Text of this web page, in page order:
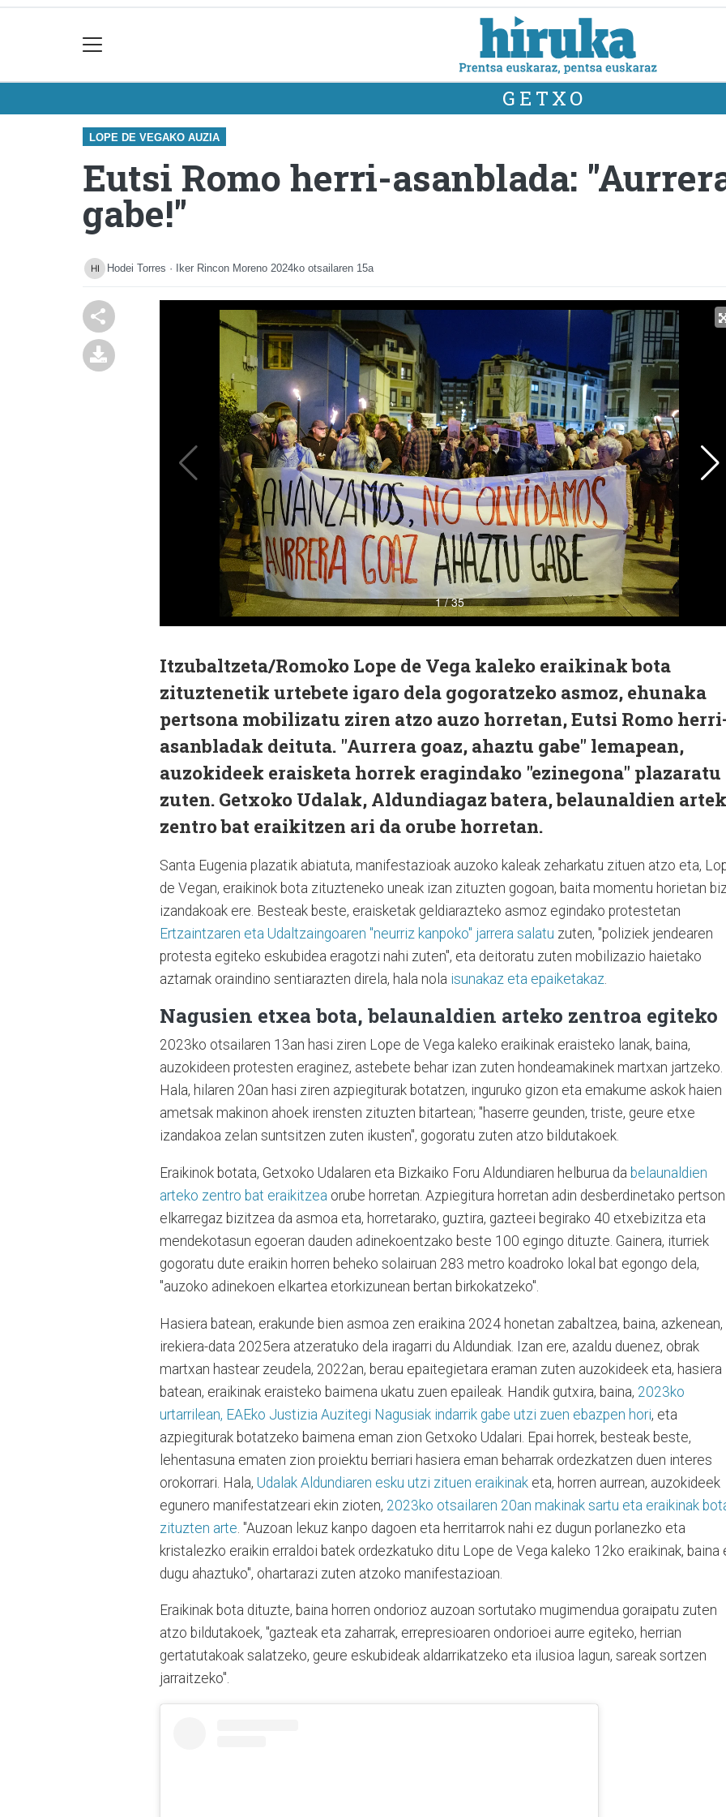
GETXO
LOPE DE VEGAKO AUZIA
Eutsi Romo herri-asanblada:
gabe!"
Hodei Torres · Iker Rincon Moreno 2024ko otsailaren 15a
Itzubaltzeta/Romoko Lope de Vega kaleko eraikinak bota
zituztenetik urtebete igaro dela gogoratzeko asmoz, ehunaka
pertsona mobilizatu ziren atzo auzo horretan, Eutsi Romo
asanbladak deituta. "Aurrera goaz, ahaztu gabe" lemapean,
auzokideek eraisketa horrek eragindako "ezinegona" plazaratu
zuten. Getxoko Udalak, Aldundiagaz batera, belaunaldien
zentro bat eraikitzen ari da orube horretan.
Santa Eugenia plazatik abiatuta, manifestazioak auzoko kaleak zeharkatu zituen atzo eta,
de Vegan, eraikinok bota zituzteneko uneak izan zituzten gogoan, baita momentu horietan
izandakoak ere. Besteak beste, eraisketak geldiarazteko asmoz egindako protestetan
Ertzaintzaren eta Udaltzaingoaren "neurriz kanpoko" jarrera salatu zuten, "poliziek jendearen
protesta egiteko eskubidea eragotzi nahi zuten", eta deitoratu zuten mobilizazio haietako
aztarnak oraindino sentiarazten direla, hala nola isunakaz eta epaiketakaz
Nagusien etxea bota, belaunaldien arteko zentroa egiteko
2023ko otsailaren 13an hasi ziren Lope de Vega kaleko eraikinak eraisteko lanak, baina,
auzokideen protesten eraginez, astebete behar izan zuten hondeamakinek martxan jartzeko.
Hala, hilaren 20an hasi ziren azpiegiturak botatzen, inguruko gizon eta emakume askok haien
ametsak makinon ahoek irensten zituzten bitartean; "haserre geunden, triste, geure etxe
izandakoa zelan suntsitzen zuten ikusten", gogoratu zuten atzo bildutakoek.
Eraikinok botata, Getxoko Udalaren eta Bizkaiko Foru Aldundiaren helburua da belaunaldien
arteko zentro bat eraikitzea orube horretan. Azpiegitura horretan adin desberdinetako
elkarregaz bizitzea da asmoa eta, horretarako, guztira, gazteei begirako 40 etxebizitza eta
mendekotasun egoeran dauden adinekoentzako beste 100 egingo dituzte. Gainera, iturriek
gogoratu dute eraikin horren beheko solairuan 283 metro koadroko lokal bat egongo dela,
"auzoko adinekoen elkartea etorkizunean bertan birkokatzeko".
Hasiera batean, erakunde bien asmoa zen eraikina 2024 honetan zabaltzea, baina, azkenean,
irekiera-data 2025era atzeratuko dela iragarri du Aldundiak. Izan ere, azaldu duenez, obrak
martxan hastear zeudela, 2022an, berau epaitegietara eraman zuten auzokideek eta, hasiera
batean, eraikinak eraisteko baimena ukatu zuen epaileak. Handik gutxira, baina, 2023ko
urtarrilean, EAEko Justizia Auzitegi Nagusiak indarrik gabe utzi zuen ebazpen hori, eta
azpiegiturak botatzeko baimena eman zion Getxoko Udalari. Epai horrek, besteak beste,
lehentasuna ematen zion proiektu berriari hasiera eman beharrak ordezkatzen duen interes
orokorrari. Hala, Udalak Aldundiaren esku utzi zituen eraikinak eta, horren aurrean, auzokideek
egunero manifestatzeari ekin zioten, 2023ko otsailaren 20an makinak sartu eta eraikinak
zituzten arte . "Auzoan lekuz kanpo dagoen eta herritarrok nahi ez dugun porlanezko eta
kristalezko eraikin erraldoi batek ordezkatuko ditu Lope de Vega kaleko 12ko eraikinak, baina
dugu ahaztuko", ohartarazi zuten atzoko manifestazioan.
Eraikinak bota dituzte, baina horren ondorioz auzoan sortutako mugimendua goraipatu zuten
atzo bildutakoek, "gazteak eta zaharrak, errepresioaren ondorioei aurre egiteko, herrian
gertatutakoak salatzeko, geure eskubideak aldarrikatzeko eta ilusioa lagun, sareak sortzen
jarraitzeko".